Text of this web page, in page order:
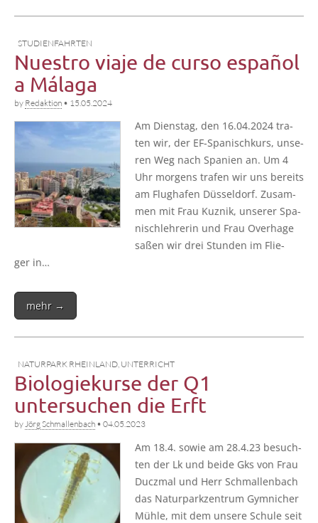
STUDIENFAHRTEN
Nuestro viaje de curso español
a Málaga
by Redaktion • 15.05.2024
Am Diens­tag, den 16.04.2024 tra­
ten wir, der EF-Spa­­ni­sch­­kurs, unse­
ren Weg nach Spa­ni­en an. Um 4
Uhr mor­gens tra­fen wir uns bereits
am Flug­ha­fen Düs­sel­dorf. Zusam­
men mit Frau Kuz­nik, unse­rer Spa­
nisch­leh­re­rin und Frau Over­ha­ge
saßen wir drei Stun­den im Flie­
ger in…
mehr →
NATURPARK RHEINLAND, UNTERRICHT
Biologiekurse der Q1
untersuchen die Erft
byJörg Schmallenbach • 04.05.2023
Am 18.4. sowie am 28.4.23 besuch­
ten der Lk und bei­de Gks von Frau
Ducz­mal und Herr Schmal­len­bach
das Natur­park­zen­trum Gym­ni­cher
Müh­le, mit dem unse­re Schu­le seit